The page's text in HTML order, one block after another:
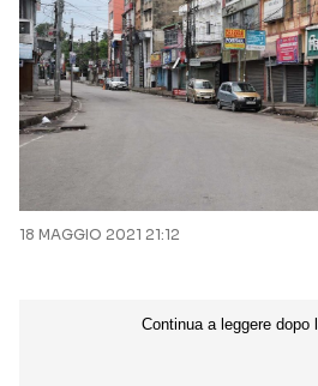
18 MAGGIO 2021 21:12